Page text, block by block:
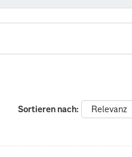
Sortieren nach